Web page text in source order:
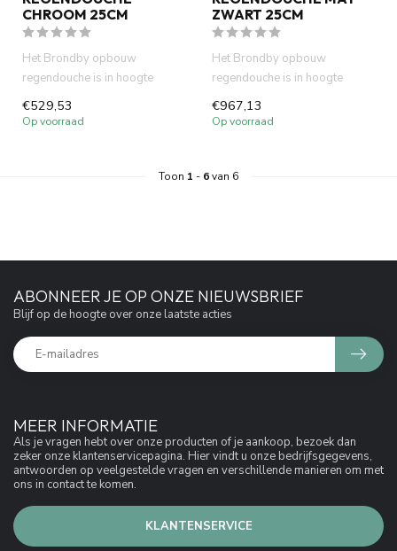
CHROOM 25CM
Het Brondby opbouw
regendouche is in hoogte
verstelbaar en voorzien van
een ther...
€529,53
Op voorraad
ZWART 25CM
Het Brondby opbouw
regendouche is in hoogte
verstelbaar en voorzien van
een ther...
€967,13
Op voorraad
Toon 1 - 6van 6
MEER INFORMATIE
Als je vragen hebt over onze producten of je aankoop, bezoek dan
zeker onze klantenservicepagina. Hier vindt u onze bedrijfsgegevens,
antwoorden op veelgestelde vragen en verschillende manieren om met
ons in contact te komen.
KLANTENSERVICE
ABONNEER JE OP ONZE NIEUWSBRIEF
Blijf op de hoogte over onze laatste acties